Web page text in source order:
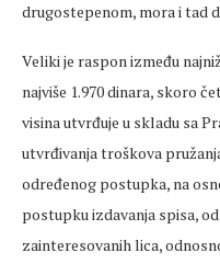
drugostepenom, mora i tad
Veliki je raspon između
najviše 1.970 dinara, skoro
visina utvrđuje u skladu sa
utvrđivanja troškova
određenog postupka, na
postupku izdavanja spisa,
zainteresovanih lica,